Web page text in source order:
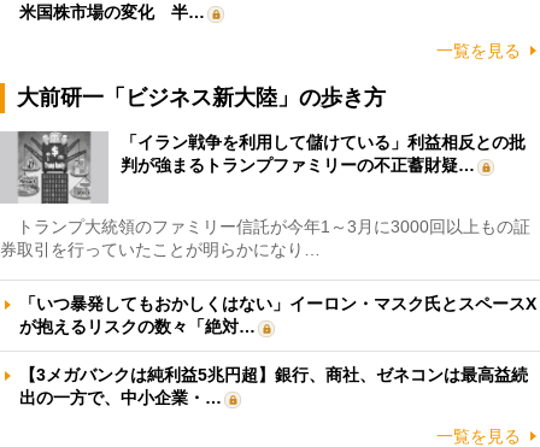
米国株市場の変化 半…
一覧を見る
大前研一「ビジネス新大陸」の歩き方
「イラン戦争を利用して儲けている」利益相反との批
判が強まるトランプファミリーの不正蓄財疑…
トランプ大統領のファミリー信託が今年1～3月に3000回以上もの証
券取引を行っていたことが明らかになり…
「いつ暴発してもおかしくはない」イーロン・マスク氏とスペースX
が抱えるリスクの数々「絶対…
【3メガバンクは純利益5兆円超】銀行、商社、ゼネコンは最高益続
出の一方で、中小企業・…
一覧を見る